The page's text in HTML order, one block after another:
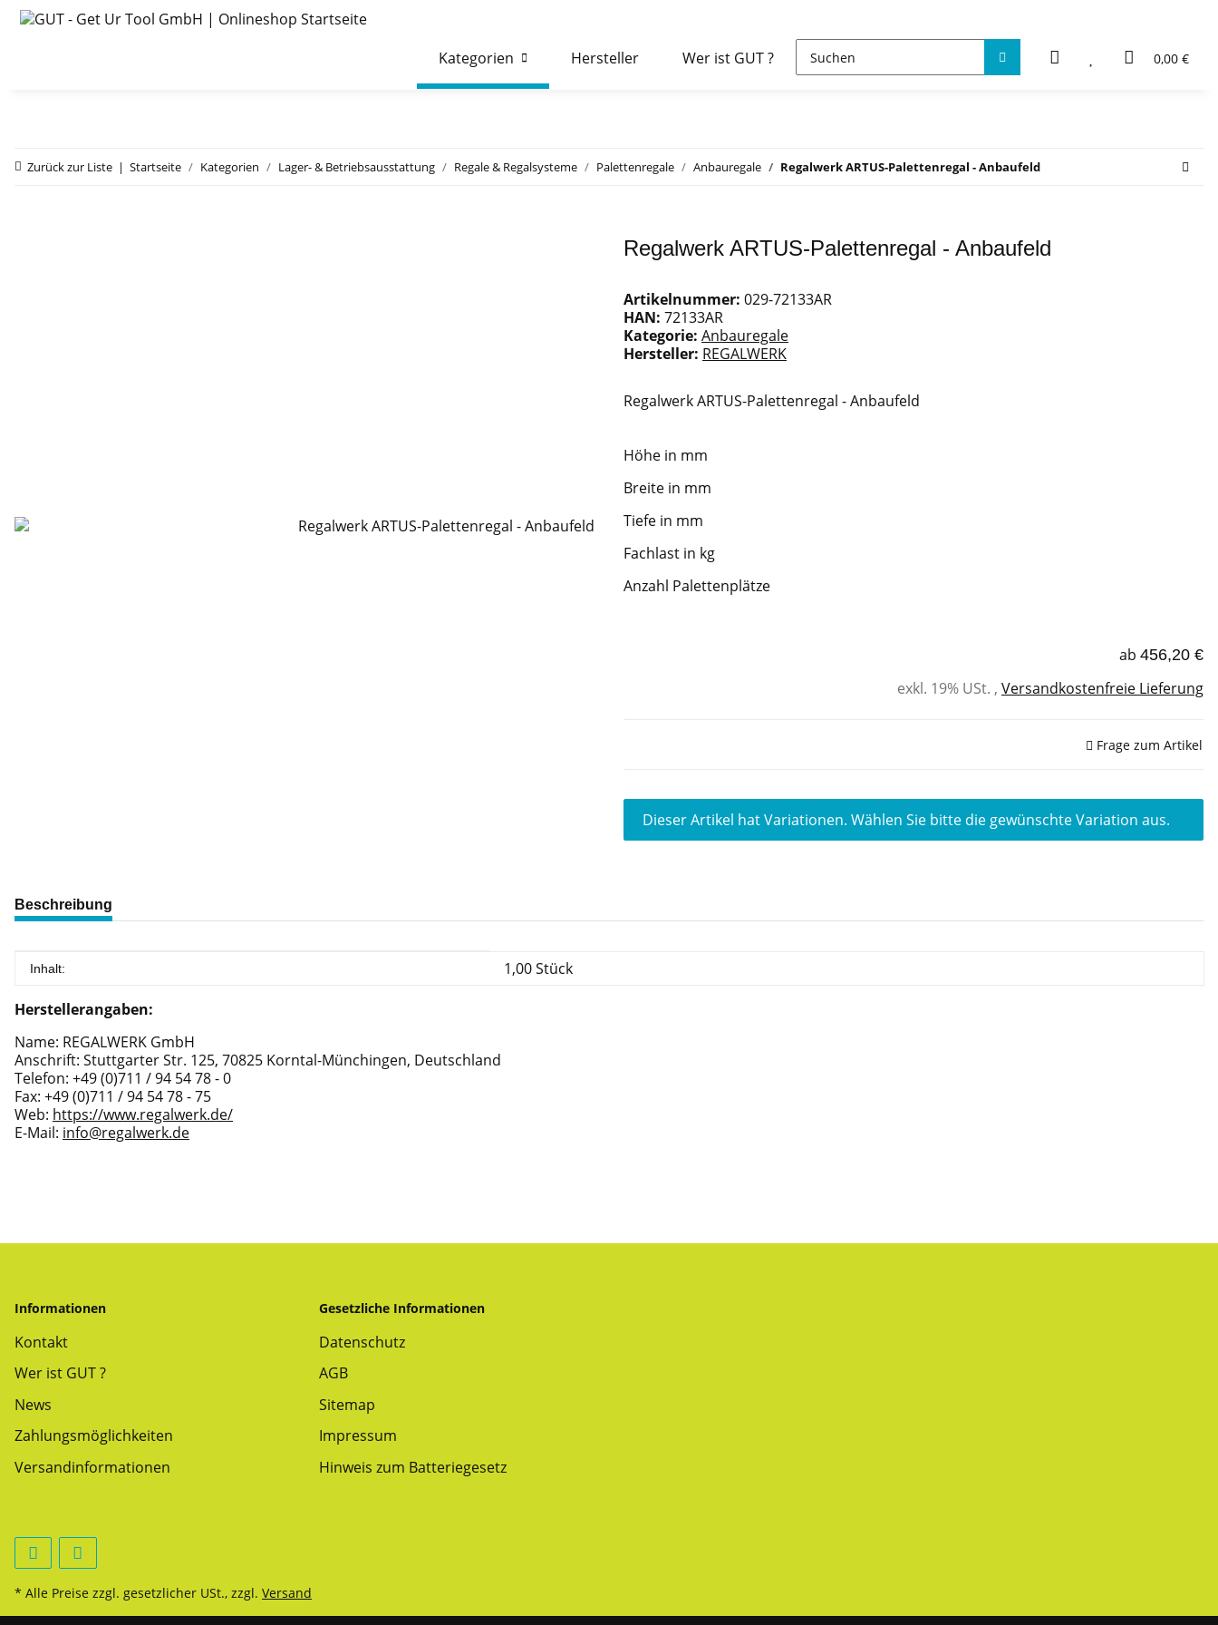
0,00 €
Kategorien Hersteller Wer ist GUT ?
Zurück zur Liste Startseite Kategorien Lager- & Betriebsausstattung Regale & Regalsysteme Palettenregale Anbauregale Regalwerk ARTUS-Palettenregal - Anbaufeld
Regalwerk ARTUS-Palettenregal - Anbaufeld
Artikelnummer: 029-72133AR
HAN: 72133AR
Kategorie: Anbauregale
Hersteller: REGALWERK
Regalwerk ARTUS-Palettenregal - Anbaufeld
Höhe in mm
Breite in mm
Tiefe in mm
Fachlast in kg
Anzahl Palettenplätze
ab 456,20 €
exkl. 19% USt. , Versandkostenfreie Lieferung
Frage zum Artikel
x
Dieser Artikel hat Variationen. Wählen Sie bitte die gewünschte Variation aus.
weitere Registerkarten anzeigen
Beschreibung
Produkteigenschaft
Wert
Inhalt: 1,00 Stück
Herstellerangaben:
Name: REGALWERK GmbH
Anschrift: Stuttgarter Str. 125, 70825 Korntal-Münchingen, Deutschland
Telefon: +49 (0)711 / 94 54 78 - 0
Fax: +49 (0)711 / 94 54 78 - 75
Web: https://www.regalwerk.de/
E-Mail: info@regalwerk.de
Informationen
Kontakt
Wer ist GUT ?
News
Zahlungsmöglichkeiten
Versandinformationen
Gesetzliche Informationen
Datenschutz
AGB
Sitemap
Impressum
Hinweis zum Batteriegesetz
* Alle Preise zzgl. gesetzlicher USt., zzgl. Versand